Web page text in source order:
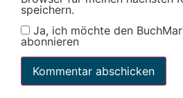
speichern.
Ja, ich möchte den
abonnieren